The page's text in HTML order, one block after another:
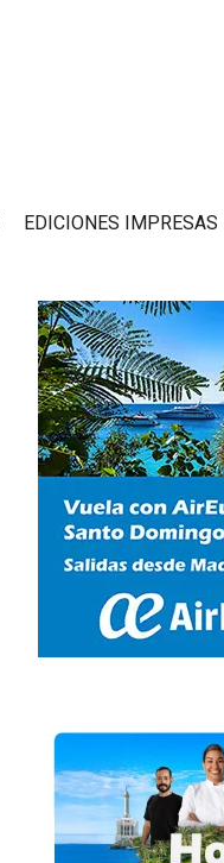
EDICIONES IMPRESAS